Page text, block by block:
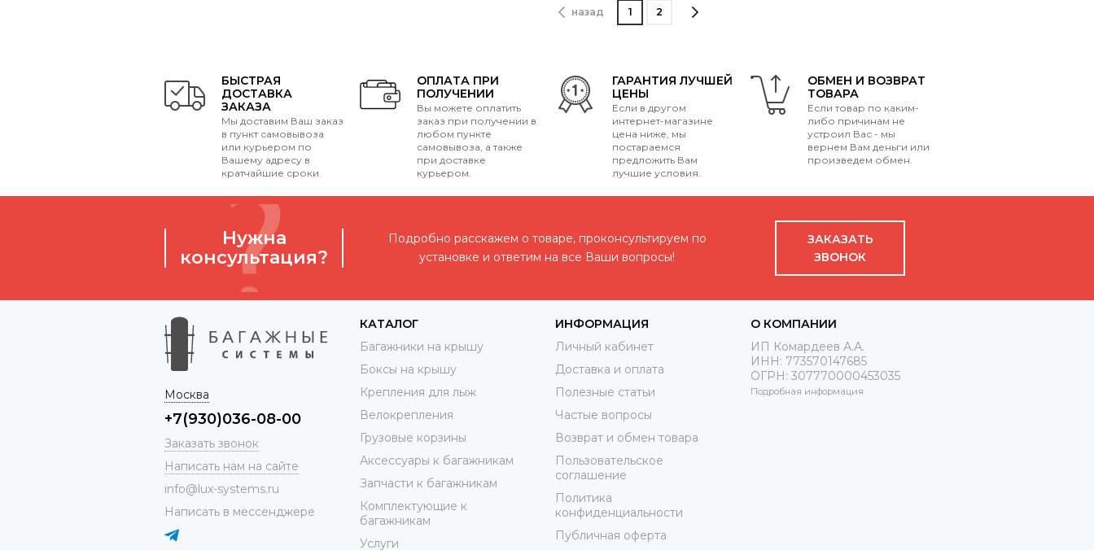
назад 1 2
БЫСТРАЯ
ДОСТАВКА
ЗАКАЗА
Мы доставим Ваш заказ
в пункт самовывоза
или курьером по
Вашему адресу в
кратчайшие сроки.
ОПЛАТА ПРИ
ПОЛУЧЕНИИ
Вы можете оплатить
заказ при получении в
любом пункте
самовывоза, а также
при доставке
курьером.
ГАРАНТИЯ ЛУЧШЕЙ
ЦЕНЫ
Если в другом
интернет-магазине
цена ниже, мы
постараемся
предложить Вам
лучшие условия.
ОБМЕН И ВОЗВРАТ
ТОВАРА
Если товар по каким-
либо причинам не
устроил Вас - мы
вернем Вам деньги или
произведем обмен.
Нужна
консультация?
Подробно расскажем о товаре, проконсультируем по
установке и ответим на все Ваши вопросы!
ЗАКАЗАТЬ
ЗВОНОК
Москва
+7(930)036-08-00
Заказать звонок
Написать нам на сайте
info@lux-systems.ru
Написать в мессенджере
КАТАЛОГ
Багажники на крышу
Боксы на крышу
Крепления для лыж
Велокрепления
Грузовые корзины
Аксессуары к багажникам
Запчасти к багажникам
Комплектующие к
багажникам
Услуги
ИНФОРМАЦИЯ
Личный кабинет
Доставка и оплата
Полезные статьи
Частые вопросы
Возврат и обмен товара
Пользовательское
соглашение
Политика
конфиденциальности
Публичная оферта
О КОМПАНИИ
ИП Комардеев А.А.
ИНН: 773570147685
ОГРН: 307770000453035
Подробная информация